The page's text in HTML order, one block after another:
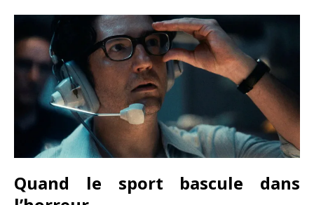
Quand le sport bascule dans